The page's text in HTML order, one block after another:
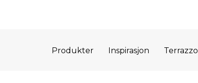
Produkter Inspirasjon Terrazzo